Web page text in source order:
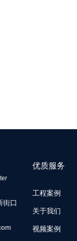
街口
优质服务
工程案例
关于我们
视频案例